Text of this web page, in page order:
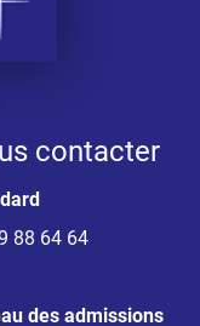
contacter
88 64 64
des admissions